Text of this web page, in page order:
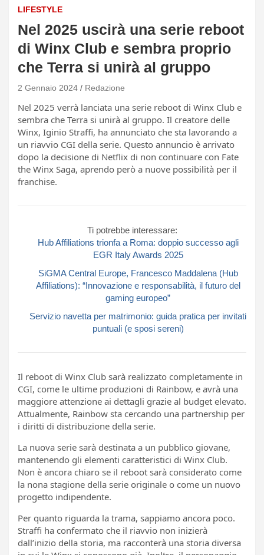
LIFESTYLE
Nel 2025 uscirà una serie reboot
di Winx Club e sembra proprio
che Terra si unirà al gruppo
2 Gennaio 2024 Redazione
Nel 2025 verrà lanciata una serie reboot di Winx Club e
sembra che Terra si unirà al gruppo. Il creatore delle
Winx, Iginio Straffi, ha annunciato che sta lavorando a
un riavvio CGI della serie. Questo annuncio è arrivato
dopo la decisione di Netflix di non continuare con Fate
the Winx Saga, aprendo però a nuove possibilità per il
franchise.
Ti potrebbe interessare:
Hub Affiliations trionfa a Roma: doppio successo agli
EGR Italy Awards 2025
SiGMA Central Europe, Francesco Maddalena (Hub
Affiliations): “Innovazione e responsabilità, il futuro del
gaming europeo”
Servizio navetta per matrimonio: guida pratica per invitati
puntuali (e sposi sereni)
Il reboot di Winx Club sarà realizzato completamente in
CGI, come le ultime produzioni di Rainbow, e avrà una
maggiore attenzione ai dettagli grazie al budget elevato.
Attualmente, Rainbow sta cercando una partnership per
i diritti di distribuzione della serie.
La nuova serie sarà destinata a un pubblico giovane,
mantenendo gli elementi caratteristici di Winx Club.
Non è ancora chiaro se il reboot sarà considerato come
la nona stagione della serie originale o come un nuovo
progetto indipendente.
Per quanto riguarda la trama, sappiamo ancora poco.
Straffi ha confermato che il riavvio non inizierà
dall’inizio della storia, ma racconterà una storia diversa